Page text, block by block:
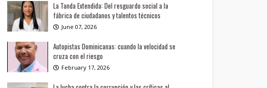
La Tanda Extendida: Del resguardo social a la
fábrica de ciudadanos y talentos técnicos
June 07, 2026
Autopistas Dominicanas: cuando la velocidad se
cruza con el riesgo
February 17, 2026